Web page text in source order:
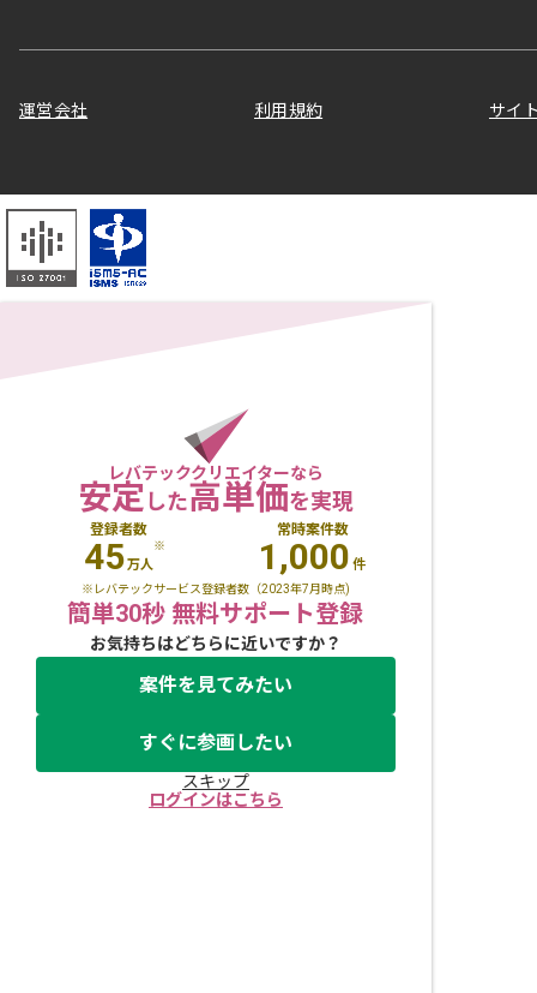
運営会社 利用規約 サイ
レバテッククリエイターなら
安定した高単価を実現
登録者数
45万人
※
常時案件数
1,000 件
※レバテックサービス登録者数（2023年7月時点)
簡単30秒 無料サポート登録
お気持ちはどちらに近いですか？
案件を見てみたい
すぐに参画したい
スキップ
ログインはこちら